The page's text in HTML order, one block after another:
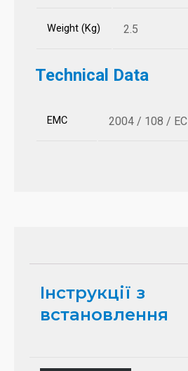
Weight (Kg) 2.5
Technical Data
EMC 2004 / 108 / EC
Інструкції з
встановлення